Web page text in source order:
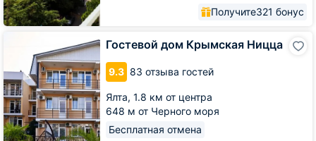
Получите321 бонус
Гостевой дом Крымская Ницца
9.3 83 отзыва гостей
Ялта, 1.8 км от центра
648 м от Черного моря
Бесплатная отмена
Крымская
Ницца